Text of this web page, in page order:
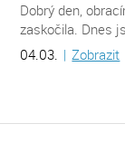
Dobrý den,
zaskočila. Dnes
04.03. | Zobrazit